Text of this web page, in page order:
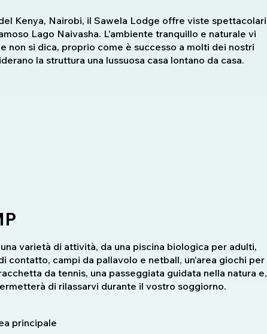
Kenya, Nairobi, il Sawela Lodge offre viste spettacolari
Lago Naivasha. L'ambiente tranquillo e naturale vi
non si dica, proprio come è successo a molti dei nostri
la struttura una lussuosa casa lontano da casa.
varietà di attività, da una piscina biologica per adulti,
contatto, campi da pallavolo e netball, un'area giochi per
da tennis, una passeggiata guidata nella natura e,
di rilassarvi durante il vostro soggiorno.
principale